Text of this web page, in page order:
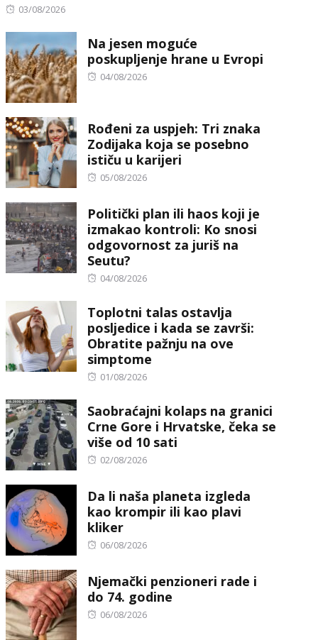
Posted
03/08/2026
Na jesen moguće
poskupljenje hrane u Evropi
Posted
04/08/2026
Rođeni za uspjeh: Tri znaka
Zodijaka koja se posebno
ističu u karijeri
Posted
05/08/2026
Politički plan ili haos koji je
izmakao kontroli: Ko snosi
odgovornost za juriš na
Seutu?
Posted
04/08/2026
Toplotni talas ostavlja
posljedice i kada se završi:
Obratite pažnju na ove
simptome
Posted
01/08/2026
Saobraćajni kolaps na granici
Crne Gore i Hrvatske, čeka se
više od 10 sati
Posted
02/08/2026
Da li naša planeta izgleda
kao krompir ili kao plavi
kliker
Posted
06/08/2026
Njemački penzioneri rade i
do 74. godine
Posted
06/08/2026